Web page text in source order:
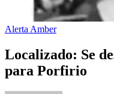
Alerta Amber
Localizado: Se
para Porfirio